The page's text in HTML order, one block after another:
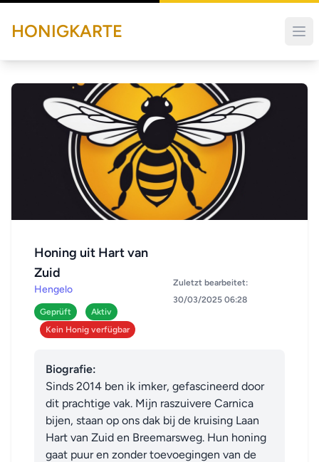
HONIGKARTE
Honing uit Hart van
Zuid
Hengelo
Geprüft
Aktiv
Kein Honig verfügbar
Zuletzt bearbeitet:
30/03/2025 06:28
Biografie:
Sinds 2014 ben ik imker, gefascineerd door
dit prachtige vak. Mijn raszuivere Carnica
bijen, staan op ons dak bij de kruising Laan
Hart van Zuid en Breemarsweg. Hun honing
gaat puur en zonder toevoegingen van de